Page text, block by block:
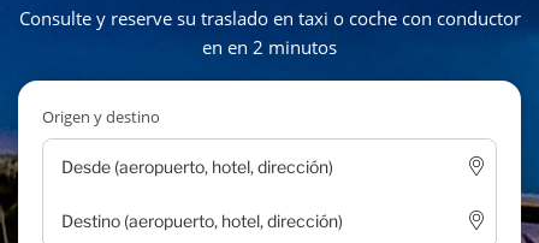
Consulte y reserve su traslado en taxi o coche con conductor
en en 2 minutos
Origen y destino